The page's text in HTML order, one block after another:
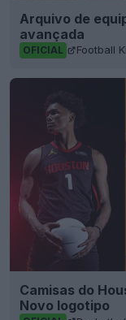
Arquivo de
avançada
OFICIAL Football
Camisas do
Novo logotipo